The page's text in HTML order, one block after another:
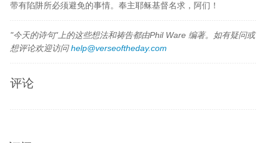
带有陷阱所必须避免的事情。奉主耶稣基督名求，阿们！
"今天的诗句"上的这些想法和祷告都由Phil Ware 编著。如有疑问或
想评论欢迎访问help@verseoftheday.com
评论